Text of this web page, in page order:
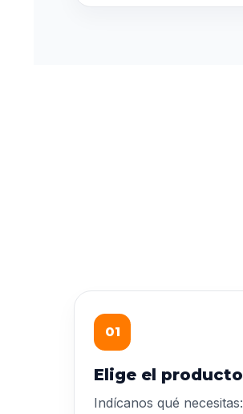
01
Elige el producto
Indícanos qué necesitas: